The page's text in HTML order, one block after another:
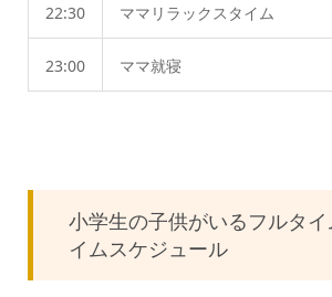
22:30 ママリラックスタイム
23:00 ママ就寝
小学生の子供がいるフルタイ
イムスケジュール